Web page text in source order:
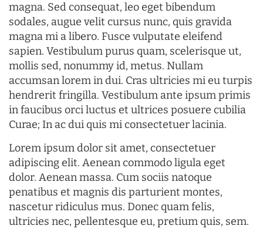
magna. Sed consequat, leo eget bibendum
sodales, augue velit cursus nunc, quis gravida
magna mi a libero. Fusce vulputate eleifend
sapien. Vestibulum purus quam, scelerisque ut,
mollis sed, nonummy id, metus. Nullam
accumsan lorem in dui. Cras ultricies mi eu turpis
hendrerit fringilla. Vestibulum ante ipsum primis
in faucibus orci luctus et ultrices posuere cubilia
Curae; In ac dui quis mi consectetuer lacinia.
Lorem ipsum dolor sit amet, consectetuer
adipiscing elit. Aenean commodo ligula eget
dolor. Aenean massa. Cum sociis natoque
penatibus et magnis dis parturient montes,
nascetur ridiculus mus. Donec quam felis,
ultricies nec, pellentesque eu, pretium quis, sem.